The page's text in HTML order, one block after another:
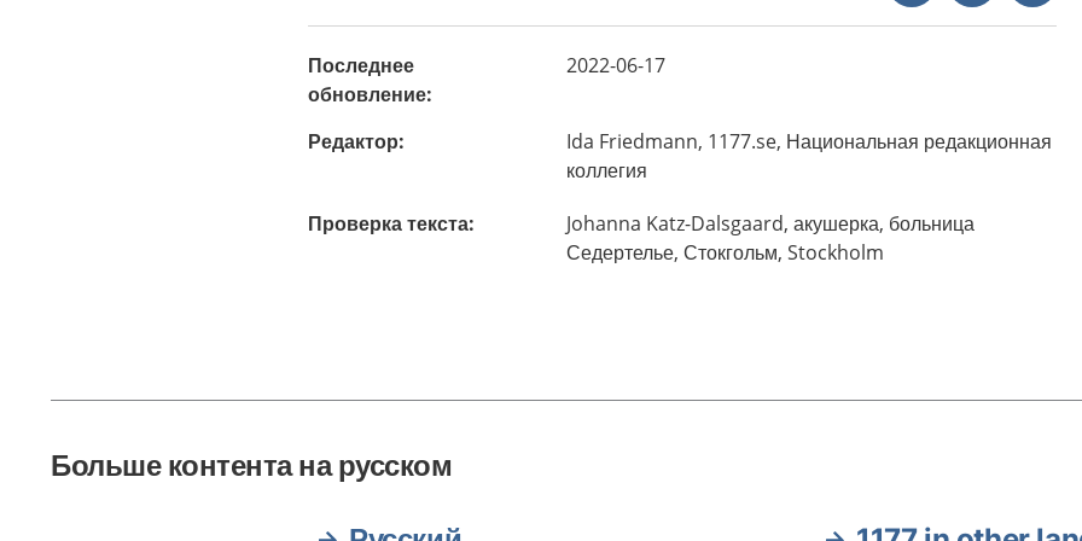
Последнее
обновление:
2022-06-17
Редактор: Ida Friedmann, 1177.se, Национальная редакционная
коллегия
Проверка текста: Johanna Katz-Dalsgaard, акушерка, больница
Седертелье, Стокгольм, Stockholm
Больше контента на русском